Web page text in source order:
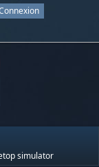
simulator